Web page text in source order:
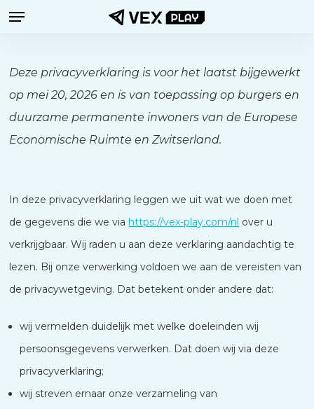
Ga
hoofdinhoud
Menu
Deze privacyverklaring is voor het laatst bijgewerkt
op mei 20, 2026 en is van toepassing op burgers en
duurzame permanente inwoners van de Europese
Economische Ruimte en Zwitserland.
In deze privacyverklaring leggen we uit wat we doen met
de gegevens die we via https://vex-play.com/nl over u
verkrijgbaar. Wij raden u aan deze verklaring aandachtig te
lezen. Bij onze verwerking voldoen we aan de vereisten van
de privacywetgeving. Dat betekent onder andere dat:
wij vermelden duidelijk met welke doeleinden wij
persoonsgegevens verwerken. Dat doen wij via deze
privacyverklaring;
wij streven ernaar onze verzameling van